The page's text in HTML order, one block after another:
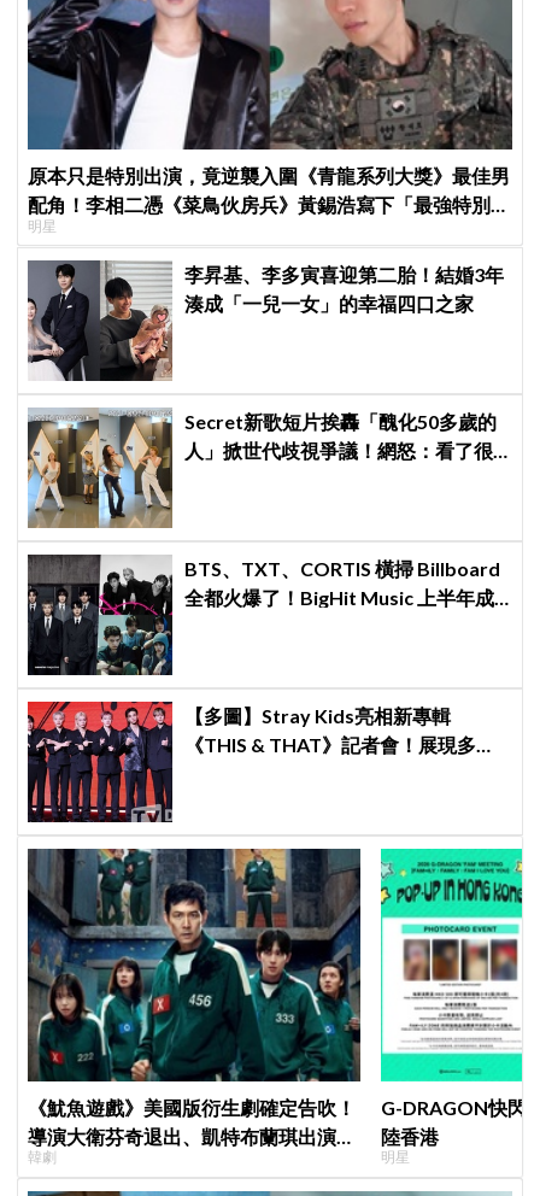
原本只是特別出演，竟逆襲入圍《青龍系列大獎》最佳男
配角！李相二憑《菜鳥伙房兵》黃錫浩寫下「最強特別出
演」傳奇
明星
李昇基、李多寅喜迎第二胎！結婚3年
湊成「一兒一女」的幸福四口之家
Secret新歌短片挨轟「醜化50多歲的
人」掀世代歧視爭議！網怒：看了很
BTS、TXT、CORTIS 橫掃 Billboard
全都火爆了！BigHit Music 上半年成
【多圖】Stray Kids亮相新專輯
《THIS & THAT》記者會！展現多才
《魷魚遊戲》美國版衍生劇確定告吹！
導演大衛芬奇退出、凱特布蘭琪出演傳
聞也破局
韓劇
G-DRAGON快閃
陸香港
明星